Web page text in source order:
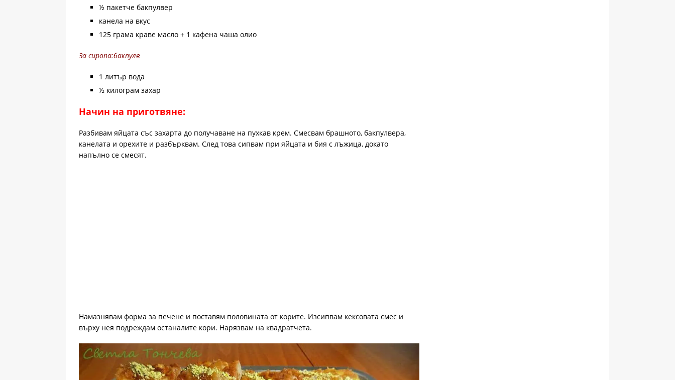
½ пакетче бакпулвер
канела на вкус
125 грама краве масло + 1 кафена чаша олио
За сиропа:бакпулв
1 литър вода
½ килограм захар
Начин на приготвяне:
Разбивам яйцата със захарта до получаване на пухкав крем. Смесвам брашното, бакпулвера,
канелата и орехите и разбърквам. След това сипвам при яйцата и бия с лъжица, докато
напълно се смесят.
Намазнявам форма за печене и поставям половината от корите. Изсипвам кексовата смес и
върху нея подреждам останалите кори. Нарязвам на квадратчета.